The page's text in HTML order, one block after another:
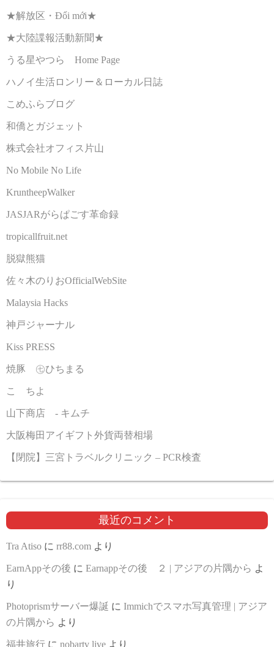
★解放区・Đổi mới★
★大陸諜報活動新聞★
うる星やつら Home Page
ハノイ生活ロンリー＆ローカル日誌
こめふらブログ
和僑とガジェット
株式会社オフィス片山
No Mobile No Life
KruntheepWalker
JASJARがらぱごす革命録
tropicallfruit.net
脱獄熊猫
佐々木のりおOfficialWebSite
Malaysia Hacks
神戸ジャーナル
Kiss PRESS
焼豚 ㊆ひちまる
こゝちよ
山下商店 - キムチ
大阪梅田アイギフト外貨両替相場
【閉院】三宮トラベルクリニック – PCR検査
最近のコメント
Tra Atiso に rr88.com より
EarnAppその後 に Earnappその後 ２ | アジアの片隅から よ
り
Photoprismサーバー爆誕 に Immichでスマホ写真管理 | アジア
の片隅から より
福井旅行 に nobartv live より